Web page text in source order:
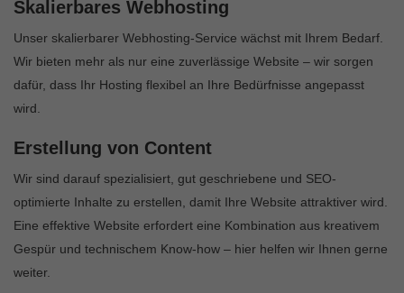
Skalierbares Webhosting
Unser skalierbarer Webhosting-Service wächst mit Ihrem Bedarf.
Wir bieten mehr als nur eine zuverlässige Website – wir sorgen
dafür, dass Ihr Hosting flexibel an Ihre Bedürfnisse angepasst
wird.
Erstellung von Content
Wir sind darauf spezialisiert, gut geschriebene und SEO-
optimierte Inhalte zu erstellen, damit Ihre Website attraktiver wird.
Eine effektive Website erfordert eine Kombination aus kreativem
Gespür und technischem Know-how – hier helfen wir Ihnen gerne
weiter.